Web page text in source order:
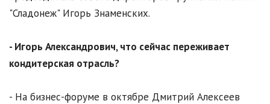
"Сладонеж" Игорь Знаменских.
- Игорь Александрович, что сейчас переживает
кондитерская отрасль?
- На бизнес-форуме в октябре Дмитрий Алексеев